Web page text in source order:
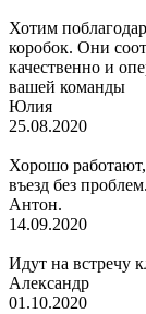
Хотим
коробок. Они
качественно и
вашей команды
Юлия
25.08.2020
Хорошо
въезд без проблем.
Антон.
14.09.2020
Идут на встречу
Александр
01.10.2020